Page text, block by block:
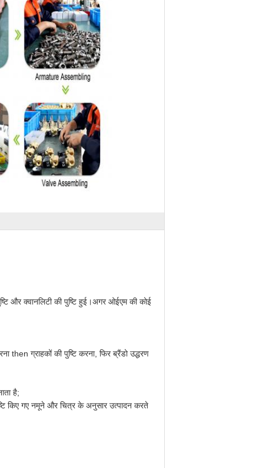
और क्वानलिटी की पुष्टि हुई।अगर ओईएम की कोई
then ग्राहकों की पुष्टि करना, फिर ब्रैंडो उद्धरण
है;
किए गए नमूने और चित्र के अनुसार उत्पादन करते